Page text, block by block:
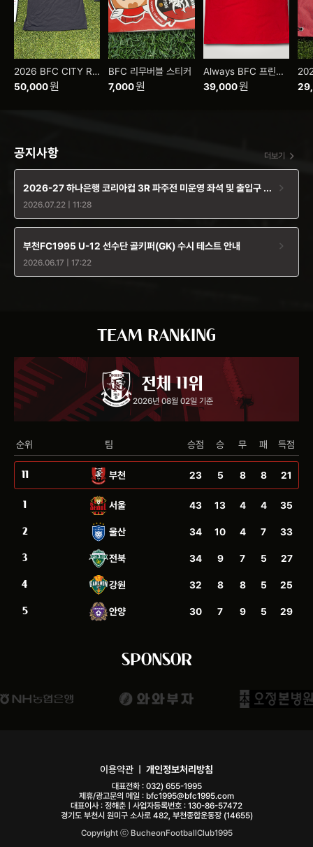
2026 BFC CITY RUN KITS
50,000원
BFC 리무버블 스티커
7,000원
Always BFC 프린팅 티셔츠
39,000원
공지사항 더보기
2026-27 하나은행 코리아컵 3R 파주전 미운영 좌석 및 출입구 안
내
2026.07.22 | 11:28
부천FC1995 U-12 선수단 골키퍼(GK) 수시 테스트 안내
2026.06.17 | 17:22
TEAM RANKING
전체 11위
2026년 08월 02일 기준
순위 팀 승점 승 무 패 득점
11 부천 23 5 8 8 21
1 서울 43 13 4 4 35
2 울산 34 10 4 7 33
3 전북 34 9 7 5 27
4 강원 32 8 8 5 25
5 안양 30 7 9 5 29
SPONSOR
이용약관 개인정보처리방침
대표전화 : 032) 655-1995
제휴/광고문의 메일 : bfc1995@bfc1995.com
대표이사 : 정해춘ㅣ사업자등록번호 : 130-86-57472
경기도 부천시 원미구 소사로 482, 부천종합운동장 (14655)
Copyright ⓒ BucheonFootballClub1995